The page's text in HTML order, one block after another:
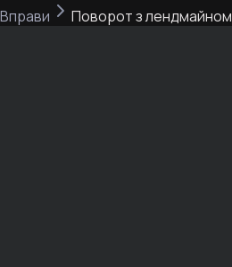
Вправи
Поворот з лендмайном